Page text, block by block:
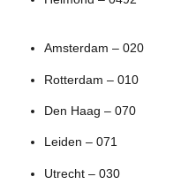
Amsterdam – 020
Rotterdam – 010
Den Haag – 070
Leiden – 071
Utrecht – 030